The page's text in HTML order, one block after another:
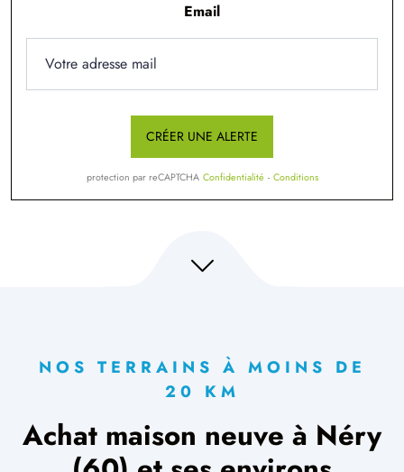
Email
CRÉER UNE ALERTE
protection par reCAPTCHA Confidentialité - Conditions
NOS TERRAINS À MOINS DE
20 KM
Achat maison neuve à Néry